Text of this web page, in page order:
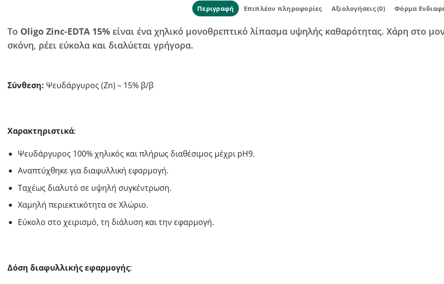
Περιγραφή Επιπλέον πληροφορίες Αξιολογήσεις (0) Φόρμα
Το Oligo Zinc-EDTA 15% είναι ένα χηλικό μονοθρεπτικό λίπασμα υψηλής καθαρότητας. Χάρη στο
σκόνη, ρέει εύκολα και διαλύεται γρήγορα.
Σύνθεση: Ψευδάργυρος (Ζn) – 15% β/β
Χαρακτηριστικά:
Ψευδάργυρος 100% χηλικός και πλήρως διαθέσιμος μέχρι pH9.
Αναπτύχθηκε για διαφυλλική εφαρμογή.
Ταχέως διαλυτό σε υψηλή συγκέντρωση.
Χαμηλή περιεκτικότητα σε Χλώριο.
Eύκολο στο χειρισμό, τη διάλυση και την εφαρμογή.
Δόση διαφυλλικής εφαρμογής: